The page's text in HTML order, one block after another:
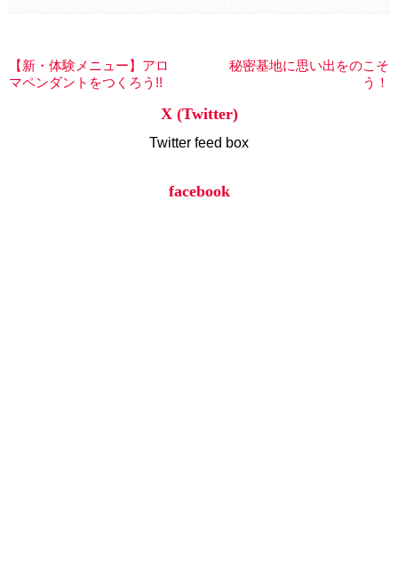
【新・体験メニュー】アロ
マペンダントをつくろう!!
秘密基地に思い出をのこそ
う！
X (Twitter)
Twitter feed box
facebook